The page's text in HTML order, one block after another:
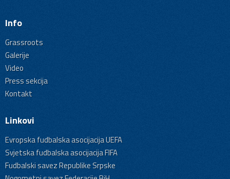
Info
Grassroots
Galerije
Video
Press sekcija
Kontakt
Linkovi
Evropska fudbalska asocijacija UEFA
Svjetska fudbalska asocijacija FIFA
Fudbalski savez Republike Srpske